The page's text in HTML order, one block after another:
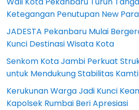
Ketegangan Penutupan New
JADESTA Pekanbaru Mulai
Kunci Destinasi Wisata Kota
Senkom Kota Jambi Perkuat
untuk Mendukung Stabilitas
Kerukunan Warga Jadi Kunci
Kapolsek Rumbai Beri Apresiasi